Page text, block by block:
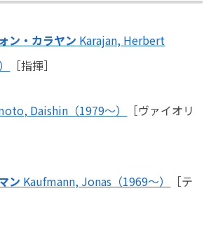
ン・カラヤン Karajan, Herbert
［指揮］
Daishin（1979～）
［ヴァイオリ
ン Kaufmann, Jonas（1969〜）
［テ